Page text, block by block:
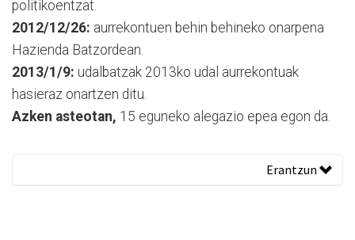
politikoentzat.
2012/12/26: aurrekontuen behin behineko onarpena
Hazienda Batzordean.
2013/1/9: udalbatzak 2013ko udal aurrekontuak
hasieraz onartzen ditu.
Azken asteotan, 15 eguneko alegazio epea egon da.
Erantzun